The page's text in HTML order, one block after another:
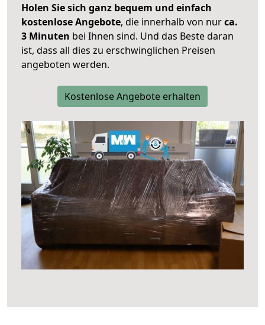
Holen Sie sich ganz bequem und einfach
kostenlose Angebote, die innerhalb von nurca.
3 Minuten bei Ihnen sind. Und das Beste daran
ist, dass all dies zu erschwinglichen Preisen
angeboten werden.
Kostenlose Angebote erhalten